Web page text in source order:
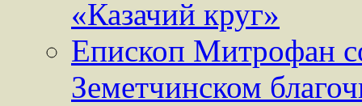
«Казачий круг»
Епископ Митрофан
Земетчинском